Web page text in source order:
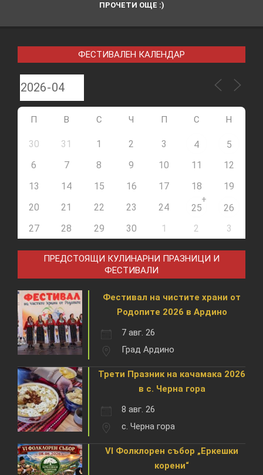
ПРОЧЕТИ ОЩЕ :)
ФЕСТИВАЛЕН КАЛЕНДАР
П В С Ч П С Н
30 31 1 2 3 4
5
6
7 8 9 10 11
12
13
14 15 16 17 18
19
20
21 22 23 24 25
+
26
27
28 29 30 1 2 3
ПРЕДСТОЯЩИ КУЛИНАРНИ ПРАЗНИЦИ И
ФЕСТИВАЛИ
Фестивал на чистите храни от
Родопите 2026 в Ардино
7 авг. 26
Град Ардино
Трети Празник на качамака 2026
в с. Черна гора
8 авг. 26
с. Черна гора
VI Фолклорен събор „Еркешки
корени“